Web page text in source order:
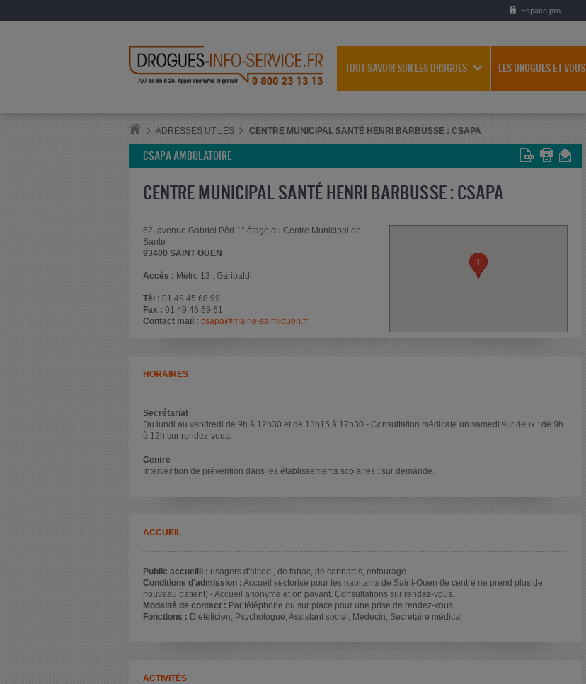
Espace pro
TOUT SAVOIR SUR LES DROGUES LES DROGUES ET VOUS
ADRESSES UTILES CENTRE MUNICIPAL SANTÉ HENRI BARBUSSE : CSAPA
CSAPA AMBULATOIRE
CENTRE MUNICIPAL SANTÉ HENRI BARBUSSE : CSAPA
1
62, avenue Gabriel Péri 1° étage du Centre Municipal de
Santé
93400 SAINT OUEN
Accès : Métro 13 : Garibaldi.
Tél : 01 49 45 68 99
Fax : 01 49 45 69 61
Contact mail : csapa@mairie-saint-ouen.fr
HORAIRES
Secrétariat
Du lundi au vendredi de 9h à 12h30 et de 13h15 à 17h30 - Consultation médicale un samedi sur deux : de 9h
à 12h sur rendez-vous.
Centre
Intervention de prévention dans les établissements scolaires : sur demande.
ACCUEIL
Public accueilli : usagers d'alcool, de tabac, de cannabis, entourage
Conditions d'admission : Accueil sectorisé pour les habitants de Saint-Ouen (le centre ne prend plus de
nouveau patient) - Accueil anonyme et on payant. Consultations sur rendez-vous.
Modalité de contact : Par téléphone ou sur place pour une prise de rendez-vous
Fonctions : Diététicien, Psychologue, Assistant social, Médecin, Secrétaire médical
ACTIVITÉS